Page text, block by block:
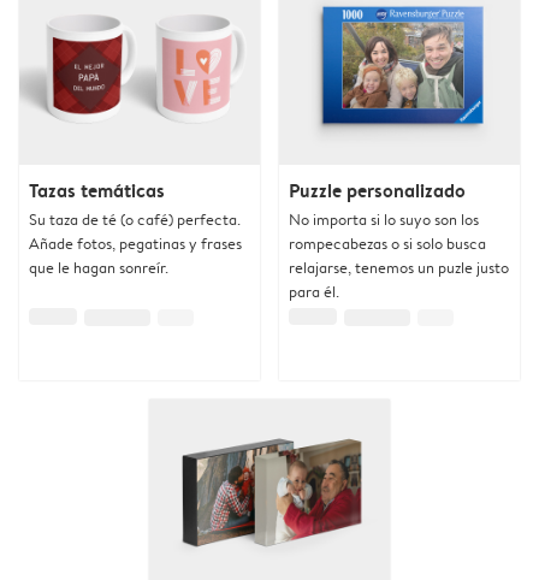
Tazas temáticas
Su taza de té (o café) perfecta.
Añade fotos, pegatinas y frases
que le hagan sonreír.
Puzzle personalizado
No importa si lo suyo son los
rompecabezas o si solo busca
relajarse, tenemos un puzle justo
para él.